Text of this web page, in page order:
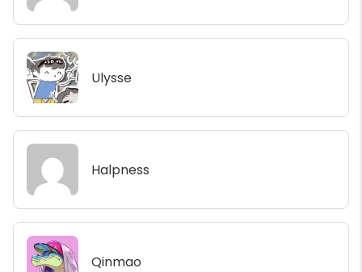
Ulysse
Halpness
Qinmao